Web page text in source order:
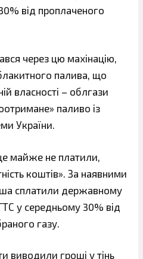
від проплаченого
через цю махінацію,
палива, що
власності – облгази
паливо із
України.
майже не платили,
коштів». За наявними
сплатили державному
у середньому 30% від
газу.
виводили гроші у тінь